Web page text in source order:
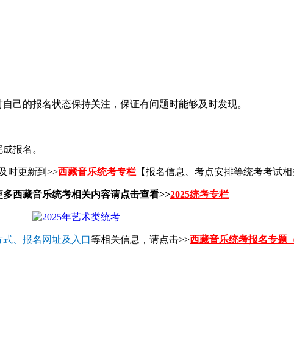
己的报名状态保持关注，保证有问题时能够及时发现。
报名。
时更新到>>西藏音乐统考专栏 【报名信息、考点安排等统考考试
西藏音乐统考相关内容请点击查看>>2025统考专栏
、报名网址及入口等相关信息，请点击>>西藏音乐统考报名专题